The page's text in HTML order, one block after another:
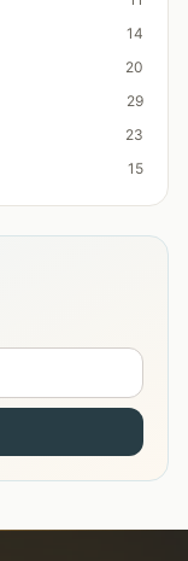
14
20
29
23
15